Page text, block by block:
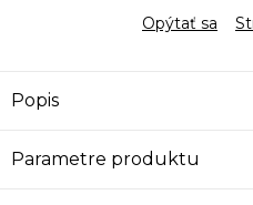
Opýtať sa
Popis
Parametre produktu